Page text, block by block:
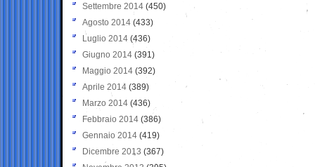
Settembre 2014 (450)
Agosto 2014 (433)
Luglio 2014 (436)
Giugno 2014 (391)
Maggio 2014 (392)
Aprile 2014 (389)
Marzo 2014 (436)
Febbraio 2014 (386)
Gennaio 2014 (419)
Dicembre 2013 (367)